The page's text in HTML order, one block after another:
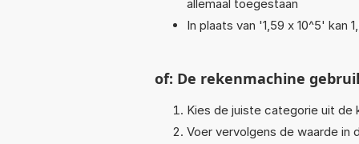
allemaal toegestaan
In plaats van '1,59 x 10^5'
of: De rekenmachine
Kies de juiste categorie uit de
Voer vervolgens de waarde